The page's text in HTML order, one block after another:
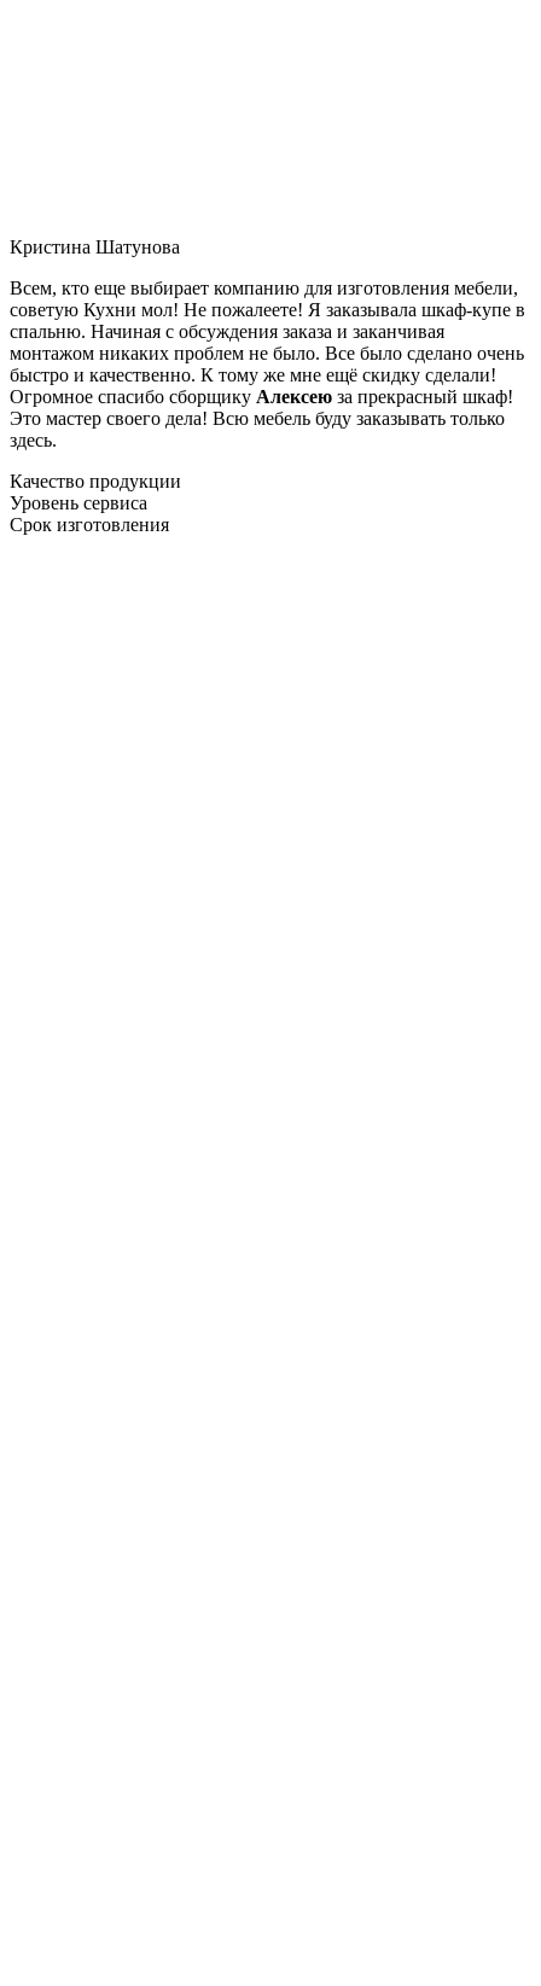
Кристина Шатунова
Всем, кто еще выбирает компанию для изготовления мебели,
советую Кухни мол! Не пожалеете! Я заказывала шкаф-купе в
спальню. Начиная с обсуждения заказа и заканчивая
монтажом никаких проблем не было. Все было сделано очень
быстро и качественно. К тому же мне ещё скидку сделали!
Огромное спасибо сборщику Алексею за прекрасный шкаф!
Это мастер своего дела! Всю мебель буду заказывать только
здесь.
Качество продукции
Уровень сервиса
Срок изготовления